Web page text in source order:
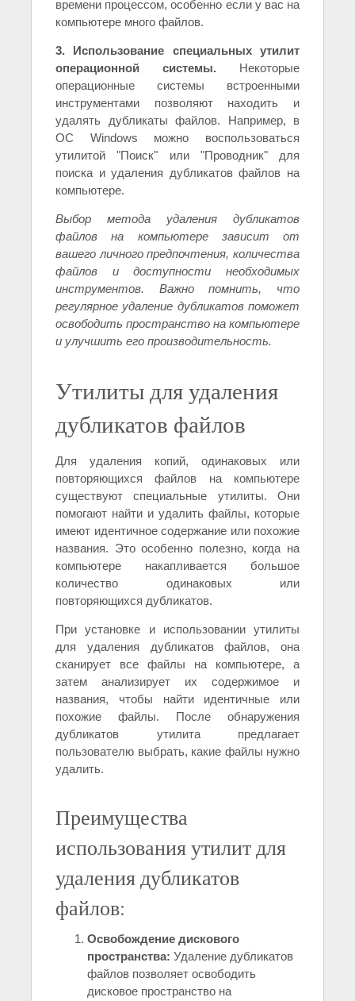
времени процессом, особенно если у вас на
компьютере много файлов.
3. Использование специальных утилит
операционной системы. Некоторые
операционные системы встроенными
инструментами позволяют находить и
удалять дубликаты файлов. Например, в
ОС Windows можно воспользоваться
утилитой "Поиск" или "Проводник" для
поиска и удаления дубликатов файлов на
компьютере.
Выбор метода удаления дубликатов
файлов на компьютере зависит от
вашего личного предпочтения, количества
файлов и доступности необходимых
инструментов. Важно помнить, что
регулярное удаление дубликатов поможет
освободить пространство на компьютере
и улучшить его производительность.
Утилиты для удаления
дубликатов файлов
Для удаления копий, одинаковых или
повторяющихся файлов на компьютере
существуют специальные утилиты. Они
помогают найти и удалить файлы, которые
имеют идентичное содержание или похожие
названия. Это особенно полезно, когда на
компьютере накапливается большое
количество одинаковых или
повторяющихся дубликатов.
При установке и использовании утилиты
для удаления дубликатов файлов, она
сканирует все файлы на компьютере, а
затем анализирует их содержимое и
названия, чтобы найти идентичные или
похожие файлы. После обнаружения
дубликатов утилита предлагает
пользователю выбрать, какие файлы нужно
удалить.
Преимущества
использования утилит для
удаления дубликатов
файлов:
Освобождение дискового
пространства: Удаление дубликатов
файлов позволяет освободить
дисковое пространство на